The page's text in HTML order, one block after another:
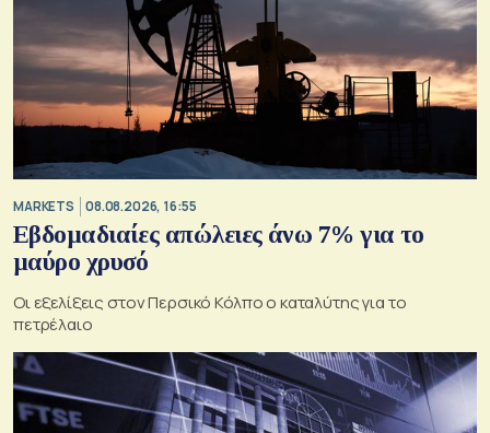
MARKETS 08.08.2026, 16:55
Εβδομαδιαίες απώλειες άνω 7% για το
μαύρο χρυσό
Οι εξελίξεις στον Περσικό Κόλπο ο καταλύτης για το
πετρέλαιο